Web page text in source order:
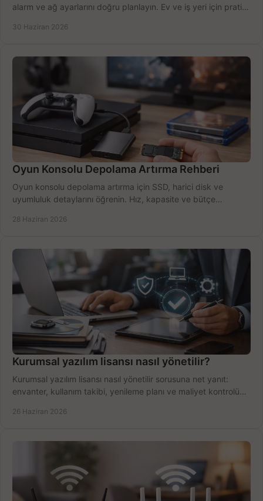
alarm ve ağ ayarlarını doğru planlayın. Ev ve iş yeri için pratik
30 Haziran 2026
Oyun Konsolu Depolama Artırma Rehberi
Oyun konsolu depolama artırma için SSD, harici disk ve
uyumluluk detaylarını öğrenin. Hız, kapasite ve bütçe
28 Haziran 2026
Kurumsal yazılım lisansı nasıl yönetilir?
Kurumsal yazılım lisansı nasıl yönetilir sorusuna net yanıt:
envanter, kullanım takibi, yenileme planı ve maliyet kontrolü
26 Haziran 2026